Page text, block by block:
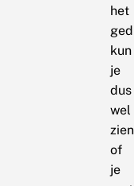
het
kun
je
dus
wel
zien
of
je